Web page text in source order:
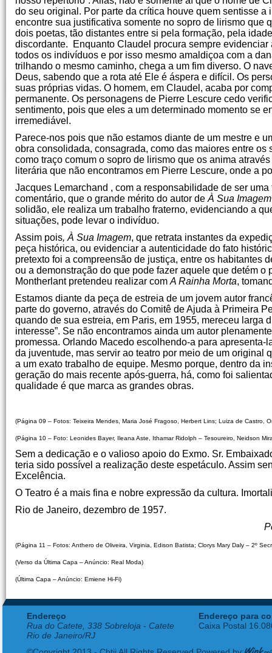
do seu original. Por parte da crítica houve quem sentisse
encontre sua justificativa somente no sopro de lirismo que
dois poetas, tão distantes entre si pela formação, pela
discordante. Enquanto Claudel procura sempre
todos os indivíduos e por isso mesmo amaldiçoa com a
trilhando o mesmo caminho, chega a um fim diverso. O
Deus, sabendo que a rota até Ele é áspera e difícil. Os
suas próprias vidas. O homem, em Claudel, acaba por
permanente. Os personagens de Pierre Lescure cedo
sentimento, pois que eles a um determinado momento se
irremediável.
Parece-nos pois que não estamos diante de um mestre e
obra consolidada, consagrada, como das maiores entre
como traço comum o sopro de lirismo que os anima
literária que não encontramos em Pierre Lescure, onde a
Jacques Lemarchand , com a responsabilidade de ser
comentário, que o grande mérito do autor de À Sua Imagem
solidão, ele realiza um trabalho fraterno, evidenciando a
situações, pode levar o indivíduo.
Assim pois, À Sua Imagem, que retrata instantes da
peça histórica, ou evidenciar a autenticidade do fato
pretexto foi a compreensão de justiça, entre os habitantes
ou a demonstração do que pode fazer aquele que detém
Montherlant pretendeu realizar com A Rainha Morta,
Estamos diante da peça de estreia de um jovem autor
parte do governo, através do Comitê de Ajuda à Primeira
quando de sua estreia, em Paris, em 1955, mereceu larga
interesse”. Se não encontramos ainda um autor
promessa. Orlando Macedo escolhendo-a para
da juventude, mas servir ao teatro por meio de um original
a um exato trabalho de equipe. Mesmo porque, dentro da
geração do mais recente após-guerra, há, como foi
qualidade é que marca as grandes obras.
(Página 09 – Fotos: Teixeira Mendes, Maria José Fragoso, Herbert Lins; Luiza de Castro,
(Página 10 – Foto: Leonides Bayer, Ileana Aste, Ithamar Ridolph – Tesoureiro, Neidson
Sem a dedicação e o valioso apoio do Exmo. Sr.
teria sido possível a realização deste espetáculo. Assim
Excelência.
O Teatro é a mais fina e nobre expressão da cultura.
Rio de Janeiro, dezembro de 1957.
Pedro
(Página 11 – Fotos: Anthero de Oliveira, Virginia, Edison Batista; Clorys Mary Daly – 2º
(Verso da Última Capa – Anúncio: Real Moda)
(Última Capa – Anúncio: Emiene Hi-Fi)
Endereço
Rua do Catete, 338 Sobreloja - Catete
Rio de Janeiro/RJ
Endereço para
Caixa Postal